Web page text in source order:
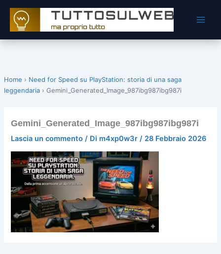
contenuto
Home › Need for Speed su PlayStation: storia di una saga
leggendaria› Gemini_Generated_Image_987ibg987ibg987i
Gemini_Generated_Image_987ibg987ibg987i
Lascia un commento / Di m4xp0w3r/ 28 Febbraio 2026